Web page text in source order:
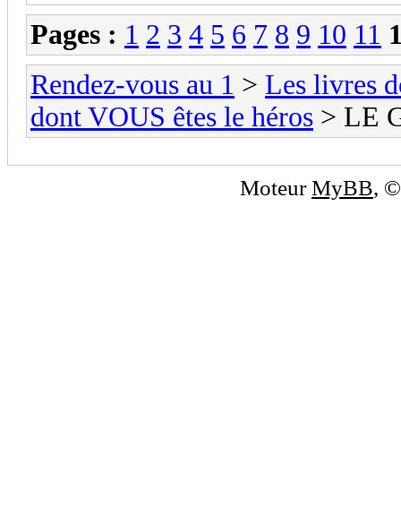
Pages : 1 2 3 4 5 6 7 8 9 10 11
Rendez-vous au 1 > Les livres
dont VOUS êtes le héros > LE
MoteurMyBB,